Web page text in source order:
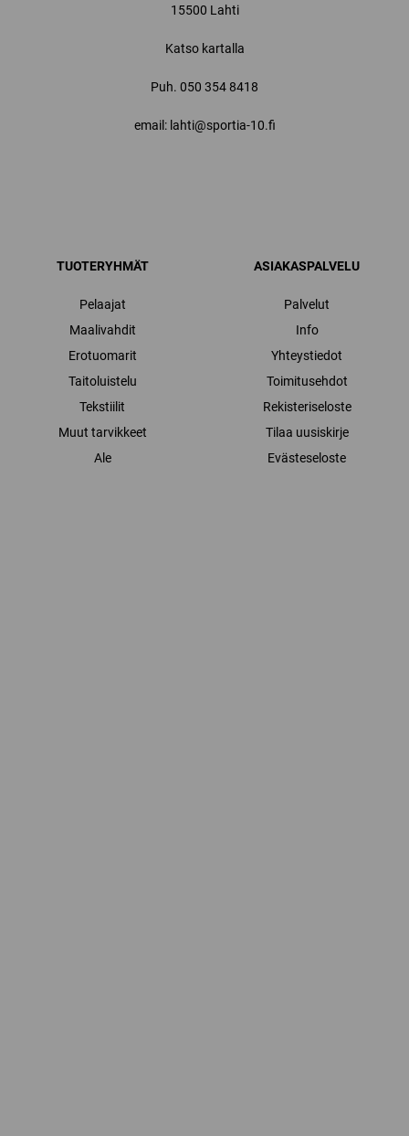
15500 Lahti
Katso kartalla
Puh. 050 354 8418
email: lahti@sportia-10.fi
TUOTERYHMÄT
Pelaajat
Maalivahdit
Erotuomarit
Taitoluistelu
Tekstiilit
Muut tarvikkeet
Ale
ASIAKASPALVELU
Palvelut
Info
Yhteystiedot
Toimitusehdot
Rekisteriseloste
Tilaa uusiskirje
Evästeseloste